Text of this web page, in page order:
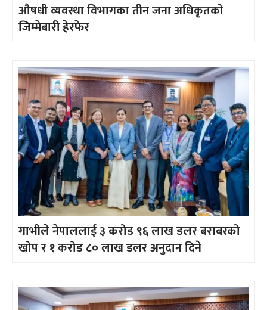
औषधी व्यवस्था विभागका तीन जना अधिकृतको
जिम्मेबारी हेरफेर
गाभीले नेपाललाई ३ करोड ९६ लाख डलर बराबरको
खोप र १ करोड ८० लाख डलर अनुदान दिने